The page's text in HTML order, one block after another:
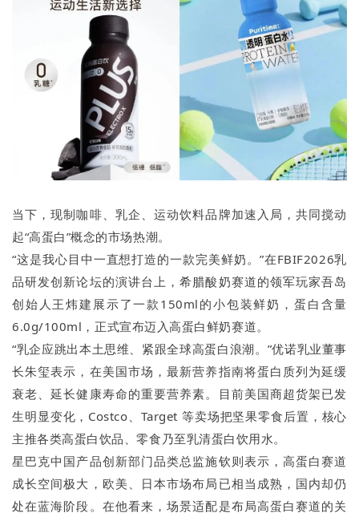
当下，现制咖啡、乳企、运动饮料品牌加速入局，共同搅动
起“高蛋白”概念的市场热潮。
“这是我心目中一直想打造的一款完美鲜奶。”在FBIF2026乳
品研发创新论坛的演讲台上，希腊酸奶赛道的领军玩家吾岛
创始人王炜建展示了一款150ml的小包装鲜奶，蛋白含量
6.0g/100ml，正式宣布迈入高蛋白鲜奶赛道。
“乳企应跳出本土思维、紧跟全球高蛋白浪潮。”优诺乳业董事
长朱玺表示，在美国市场，最新营养指南将蛋白质列为延缓
衰老、延长健康寿命的重要营养素。目前美国商超货架已发
生明显变化，Costco、Target 等卖场把坚果零食后置，核心
主推各类高蛋白饮品、零食乃至乳清蛋白饮用水。
星巴克中国产品创新部门品类总监施钦则表示，高蛋白赛道
成长空间极大，欧美、日本市场布局已相当成熟，国内却仍
处在蓝海阶段。在他看来，场景适配是布局高蛋白赛道的关